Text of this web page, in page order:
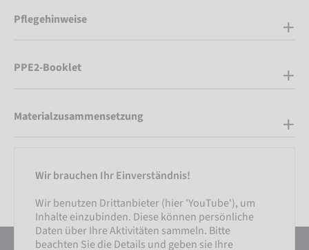
Pflegehinweise
PPE2-Booklet
Materialzusammensetzung
Wir brauchen Ihr Einverständnis!
Wir benutzen Drittanbieter (hier 'YouTube'), um
Inhalte einzubinden. Diese können persönliche
Daten über Ihre Aktivitäten sammeln. Bitte
beachten Sie die Details und geben sie Ihre